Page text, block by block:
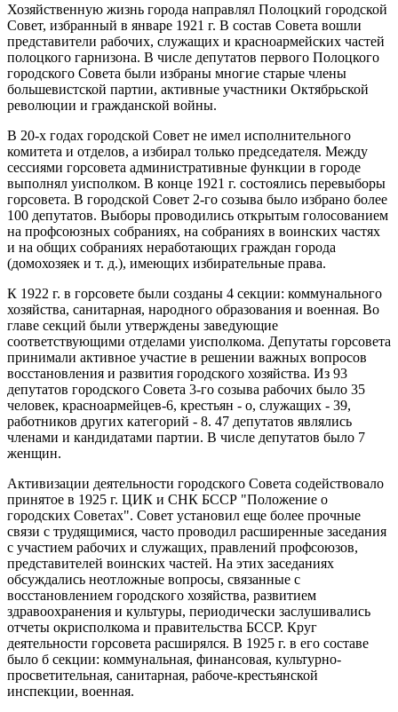
Хозяйственную жизнь города направлял Полоцкий городской
Совет, избранный в январе 1921 г. В состав Совета вошли
представители рабочих, служащих и красноармейских частей
полоцкого гарнизона. В числе депутатов первого Полоцкого
городского Совета были избраны многие старые члены
большевистской партии, активные участники Октябрьской
революции и гражданской войны.
В 20-х годах городской Совет не имел исполнительного
комитета и отделов, а избирал только председателя. Между
сессиями горсовета административные функции в городе
выполнял уисполком. В конце 1921 г. состоялись перевыборы
горсовета. В городской Совет 2-го созыва было избрано более
100 депутатов. Выборы проводились открытым голосованием
на профсоюзных собраниях, на собраниях в воинских частях
и на общих собраниях неработающих граждан города
(домохозяек и т. д.), имеющих избирательные права.
К 1922 г. в горсовете были созданы 4 секции: коммунального
хозяйства, санитарная, народного образования и военная. Во
главе секций были утверждены заведующие
соответствующими отделами уисполкома. Депутаты горсовета
принимали активное участие в решении важных вопросов
восстановления и развития городского хозяйства. Из 93
депутатов городского Совета 3-го созыва рабочих было 35
человек, красноармейцев-6, крестьян - о, служащих - 39,
работников других категорий - 8. 47 депутатов являлись
членами и кандидатами партии. В числе депутатов было 7
женщин.
Активизации деятельности городского Совета содействовало
принятое в 1925 г. ЦИК и СНК БССР "Положение о
городских Советах". Совет установил еще более прочные
связи с трудящимися, часто проводил расширенные заседания
с участием рабочих и служащих, правлений профсоюзов,
представителей воинских частей. На этих заседаниях
обсуждались неотложные вопросы, связанные с
восстановлением городского хозяйства, развитием
здравоохранения и культуры, периодически заслушивались
отчеты окрисполкома и правительства БССР. Круг
деятельности горсовета расширялся. В 1925 г. в его составе
было б секции: коммунальная, финансовая, культурно-
просветительная, санитарная, рабоче-крестьянской
инспекции, военная.